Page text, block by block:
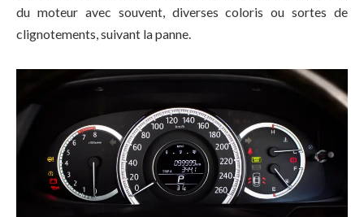
du moteur avec souvent, diverses coloris ou sortes de
clignotements, suivant la panne.